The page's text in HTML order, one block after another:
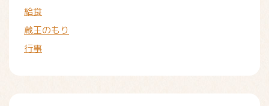
給食
蔵王のもり
行事